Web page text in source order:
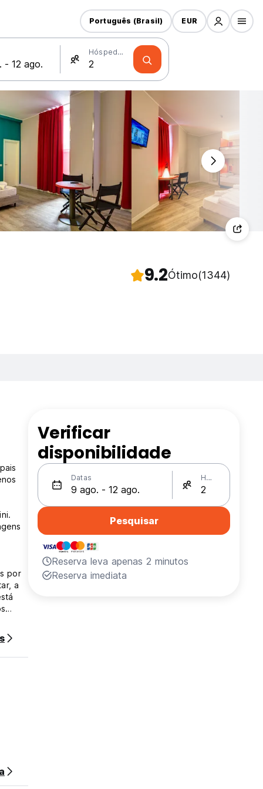
Hóspedes
Português (Brasil) EUR
9.2Ótimo(1344)
por
a
Verificar
disponibilidade
Datas Hóspedes
Pesquisar
Reserva leva apenas 2 minutos
Reserva imediata